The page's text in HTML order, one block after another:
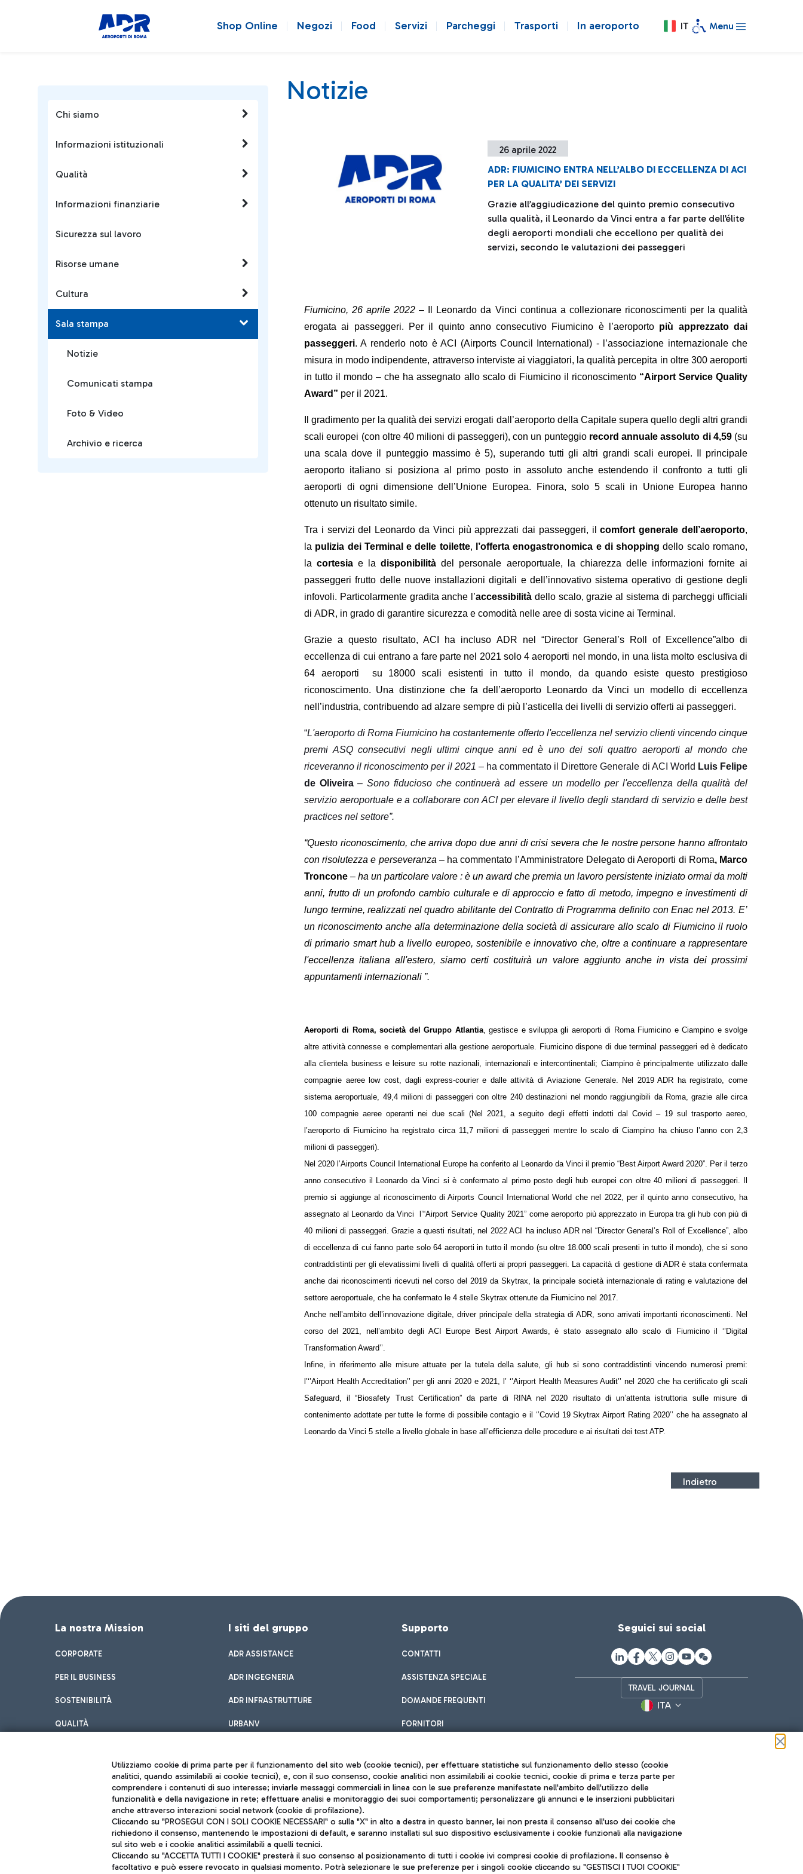
Shop Online Negozi Food Servizi Parcheggi Trasporti In aeroporto IT Menu
Chi siamo
Informazioni istituzionali
Qualità
Informazioni finanziarie
Sicurezza sul lavoro
Risorse umane
Cultura
Sala stampa
Notizie
Comunicati stampa
Foto & Video
Archivio e ricerca
Notizie
26 aprile 2022
ADR: FIUMICINO ENTRA NELL’ALBO DI ECCELLENZA DI ACI
PER LA QUALITA’ DEI SERVIZI
Grazie all’aggiudicazione del quinto premio consecutivo
sulla qualità, il Leonardo da Vinci entra a far parte dell’élite
degli aeroporti mondiali che eccellono per qualità dei
servizi, secondo le valutazioni dei passeggeri
Fiumicino, 26 aprile 2022 – Il Leonardo da Vinci continua a collezionare riconoscimenti per la qualità
erogata ai passeggeri. Per il quinto anno consecutivo Fiumicino è l’aeroporto più apprezzato dai
passeggeri. A renderlo noto è ACI (Airports Council International) - l’associazione internazionale che
misura in modo indipendente, attraverso interviste ai viaggiatori, la qualità percepita in oltre 300 aeroporti
in tutto il mondo – che ha assegnato allo scalo di Fiumicino il riconoscimento “Airport Service Quality
Award” per il 2021.
Il gradimento per la qualità dei servizi erogati dall’aeroporto della Capitale supera quello degli altri grandi
scali europei (con oltre 40 milioni di passeggeri), con un punteggio record annuale assoluto di 4,59 (su
una scala dove il punteggio massimo è 5), superando tutti gli altri grandi scali europei. Il principale
aeroporto italiano si posiziona al primo posto in assoluto anche estendendo il confronto a tutti gli
aeroporti di ogni dimensione dell’Unione Europea. Finora, solo 5 scali in Unione Europea hanno
ottenuto un risultato simile.
Tra i servizi del Leonardo da Vinci più apprezzati dai passeggeri, ilcomfort generale dell’aeroporto,
la pulizia dei Terminal e delle toilette, l’offerta enogastronomica e di shoppingdello scalo romano,
lacortesia e ladisponibilità del personale aeroportuale, la chiarezza delle informazioni fornite ai
passeggeri frutto delle nuove installazioni digitali e dell’innovativo sistema operativo di gestione degli
infovoli. Particolarmente gradita anche l’accessibilità dello scalo, grazie al sistema di parcheggi ufficiali
di ADR, in grado di garantire sicurezza e comodità nelle aree di sosta vicine ai Terminal.
Grazie a questo risultato, ACI ha incluso ADR nel “Director General’s Roll of Excellence”albo di
eccellenza di cui entrano a fare parte nel 2021 solo 4 aeroporti nel mondo, in una lista molto esclusiva di
64 aeroporti su 18000 scali esistenti in tutto il mondo, da quando esiste questo prestigioso
riconoscimento. Una distinzione che fa dell’aeroporto Leonardo da Vinci un modello di eccellenza
nell’industria, contribuendo ad alzare sempre di più l’asticella dei livelli di servizio offerti ai passeggeri.
“L'aeroporto di Roma Fiumicino ha costantemente offerto l'eccellenza nel servizio clienti vincendo cinque
premi ASQ consecutivi negli ultimi cinque anni ed è uno dei soli quattro aeroporti al mondo che
riceveranno il riconoscimento per il 2021 – ha commentato il Direttore Generale di ACI World Luis Felipe
de Oliveira–Sono fiducioso che continuerà ad essere un modello per l'eccellenza della qualità del
servizio aeroportuale e a collaborare con ACI per elevare il livello degli standard di servizio e delle best
practices nel settore”.
“Questo riconoscimento, che arriva dopo due anni di crisi severa che le nostre persone hanno affrontato
con risolutezza e perseveranza – ha commentato l’Amministratore Delegato di Aeroporti di Roma, Marco
Troncone – ha un particolare valore : è un award che premia un lavoro persistente iniziato ormai da molti
anni, frutto di un profondo cambio culturale e di approccio e fatto di metodo, impegno e investimenti di
lungo termine, realizzati nel quadro abilitante del Contratto di Programma definito con Enac nel 2013. E’
un riconoscimento anche alla determinazione della società di assicurare allo scalo di Fiumicino il ruolo
di primario smart hub a livello europeo, sostenibile e innovativo che, oltre a continuare a rappresentare
l'eccellenza italiana all'estero, siamo certi costituirà un valore aggiunto anche in vista dei prossimi
appuntamenti internazionali ”.
Aeroporti di Roma, società del Gruppo Atlantia, gestisce e sviluppa gli aeroporti di Roma Fiumicino e Ciampino e svolge
altre attività connesse e complementari alla gestione aeroportuale. Fiumicino dispone di due terminal passeggeri ed è dedicato
alla clientela business e leisure su rotte nazionali, internazionali e intercontinentali; Ciampino è principalmente utilizzato dalle
compagnie aeree low cost, dagli express-courier e dalle attività di Aviazione Generale. Nel 2019 ADR ha registrato, come
sistema aeroportuale, 49,4 milioni di passeggeri con oltre 240 destinazioni nel mondo raggiungibili da Roma, grazie alle circa
100 compagnie aeree operanti nei due scali (Nel 2021, a seguito degli effetti indotti dal Covid – 19 sul trasporto aereo,
l’aeroporto di Fiumicino ha registrato circa 11,7 milioni di passeggeri mentre lo scalo di Ciampino ha chiuso l’anno con 2,3
milioni di passeggeri).
Nel 2020 l’Airports Council International Europe ha conferito al Leonardo da Vinci il premio “Best Airport Award 2020”. Per il terzo
anno consecutivo il Leonardo da Vinci si è confermato al primo posto degli hub europei con oltre 40 milioni di passeggeri. Il
premio si aggiunge al riconoscimento di Airports Council International World che nel 2022, per il quinto anno consecutivo, ha
assegnato al Leonardo da Vinci l’“Airport Service Quality 2021” come aeroporto più apprezzato in Europa tra gli hub con più di
40 milioni di passeggeri. Grazie a questi risultati, nel 2022 ACI
ha incluso ADR nel “Director General’s Roll of Excellence”, albo
di eccellenza di cui fanno parte solo 64 aeroporti in tutto il mondo (su oltre 18.000 scali presenti in tutto il mondo), che si sono
contraddistinti per gli elevatissimi livelli di qualità offerti ai propri passeggeri. La capacità di gestione di ADR è stata confermata
anche dai riconoscimenti ricevuti nel corso del 2019 da Skytrax, la principale società internazionale di rating e valutazione del
settore aeroportuale, che ha confermato le 4 stelle Skytrax ottenute da Fiumicino nel 2017.
Anche nell’ambito dell’innovazione digitale, driver principale della strategia di ADR, sono arrivati importanti riconoscimenti. Nel
corso del 2021, nell’ambito degli ACI Europe Best Airport Awards, è stato assegnato allo scalo di Fiumicino il ‘’Digital
Transformation Award’’.
Infine, in riferimento alle misure attuate per la tutela della salute, gli hub si sono contraddistinti vincendo numerosi premi:
l’‘’Airport Health Accreditation’’ per gli anni 2020 e 2021, l’ ‘’Airport Health Measures Audit’’ nel 2020 che ha certificato gli scali
Safeguard, il “Biosafety Trust Certification” da parte di RINA nel 2020 risultato di un’attenta istruttoria sulle misure di
contenimento adottate per tutte le forme di possibile contagio e il ‘’Covid 19 Skytrax Airport Rating 2020’’ che ha assegnato al
Leonardo da Vinci 5 stelle a livello globale in base all’efficienza delle procedure e ai risultati dei test ATP.
Indietro
La nostra Mission
CORPORATE
PER IL BUSINESS
SOSTENIBILITÀ
QUALITÀ
I siti del gruppo
ADR ASSISTANCE
ADR INGEGNERIA
ADR INFRASTRUTTURE
URBANV
Supporto
CONTATTI
ASSISTENZA SPECIALE
DOMANDE FREQUENTI
FORNITORI
Seguici sui social
TRAVEL JOURNAL
ITA
Aeroporti di Roma S.p.A. - Società soggetta a direzione e coordinamento di Mundys S.p.A.
Codice fiscale e Registro delle Imprese di Roma 13032990155 P. IVA 06572251004
Capitale sociale 62.224.743,00 int. vers.
Note legali
Mappa sito
Accessibilità
Roma FCO
L'aeroporto stellato
QUALITÀ SOSTENIBILITÀ INNOVAZIONE
Utilizziamo cookie di prima parte per il funzionamento del sito web (cookie tecnici), per effettuare statistiche sul funzionamento dello stesso (cookie
analitici, quando assimilabili ai cookie tecnici), e, con il suo consenso, cookie analitici non assimilabili ai cookie tecnici, cookie di prima e terza parte per
comprendere i contenuti di suo interesse; inviarle messaggi commerciali in linea con le sue preferenze manifestate nell'ambito dell'utilizzo delle
funzionalità e della navigazione in rete; effettuare analisi e monitoraggio dei suoi comportamenti; personalizzare gli annunci e le inserzioni pubblicitari
anche attraverso interazioni social network (cookie di profilazione).
Cliccando su "PROSEGUI CON I SOLI COOKIE NECESSARI" o sulla "X" in alto a destra in questo banner, lei non presta il consenso all'uso dei cookie che
richiedono il consenso, mantenendo le impostazioni di default, e saranno installati sul suo dispositivo esclusivamente i cookie funzionali alla navigazione
sul sito web e i cookie analitici assimilabili a quelli tecnici.
Cliccando su "ACCETTA TUTTI I COOKIE" presterà il suo consenso al posizionamento di tutti i cookie ivi compresi cookie di profilazione. Il consenso è
facoltativo e può essere revocato in qualsiasi momento. Potrà selezionare le sue preferenze per i singoli cookie cliccando su "GESTISCI I TUOI COOKIE"